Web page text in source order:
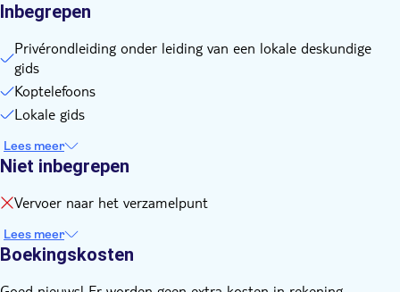
Inbegrepen
Privérondleiding onder leiding van een lokale deskundige
gids
Koptelefoons
Lokale gids
Lees meer
Niet inbegrepen
Vervoer naar het verzamelpunt
Lees meer
Boekingskosten